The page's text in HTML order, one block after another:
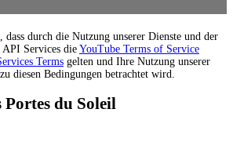
dass durch die Nutzung unserer Dienste und der
Services die YouTube Terms of Service
Terms gelten und Ihre Nutzung unserer
diesen Bedingungen betrachtet wird.
du Soleil